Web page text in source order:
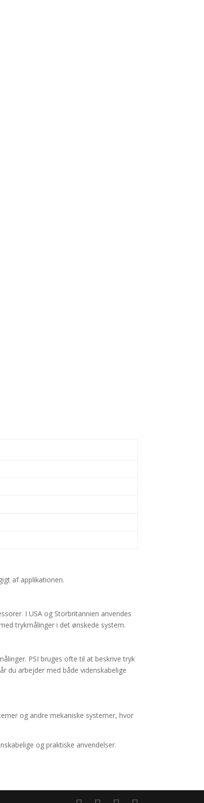
af applikationen.
I USA og Storbritannien anvendes
trykmålinger i det ønskede system.
PSI bruges ofte til at beskrive tryk
du arbejder med både videnskabelige
og andre mekaniske systemer, hvor
og praktiske anvendelser.